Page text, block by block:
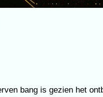
bang is gezien het